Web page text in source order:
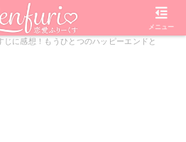
ブラックシンデレラ
【ブラックシンデ
じに感想！もうひとつのハッピーエンドと
メニュー